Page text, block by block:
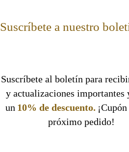
Leyes de reverencia al Sagrado
La ' Chail'
Suscríbete a nuestro
Suscríbete al boletín para
y actualizaciones importantes
un 10% de descuento.
próximo pedido!